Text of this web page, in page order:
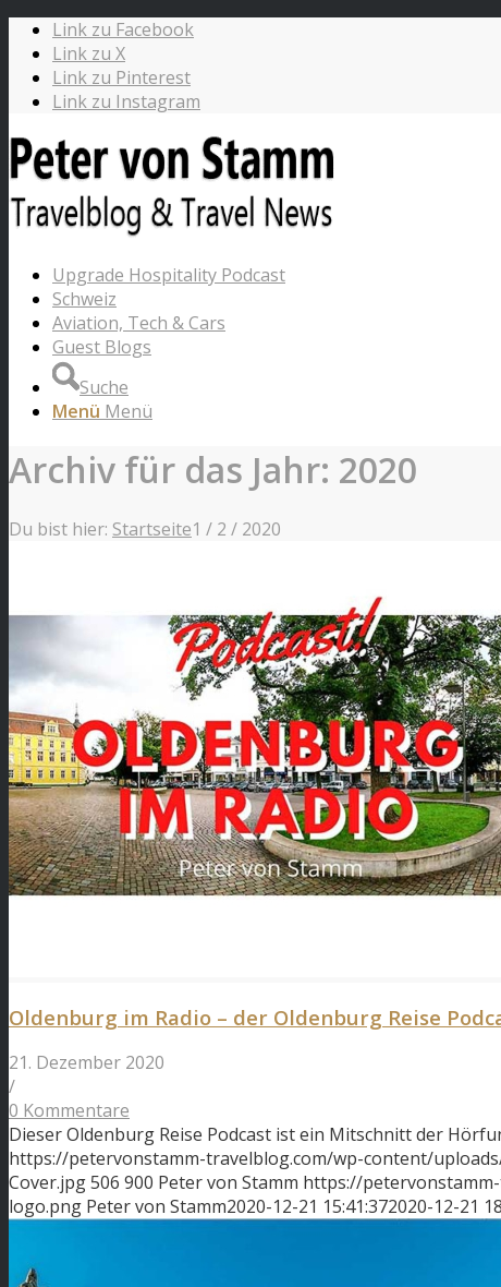
Link zu Facebook
Link zu X
Link zu Pinterest
Link zu Instagram
Upgrade Hospitality Podcast
Schweiz
Aviation, Tech & Cars
Guest Blogs
Suche
Menü Menü
Archiv für das Jahr: 2020
Du bist hier: Startseite1 / 2 / 2020
Oldenburg im Radio – der Oldenburg Reise
21. Dezember 2020
/
0 Kommentare
Dieser Oldenburg Reise Podcast ist ein Mitschnitt der
https://petervonstamm-travelblog.com/wp-content/
Cover.jpg506 900 Peter von Stamm https://
logo.png Peter von Stamm2020-12-21 15:41:372020-12-21